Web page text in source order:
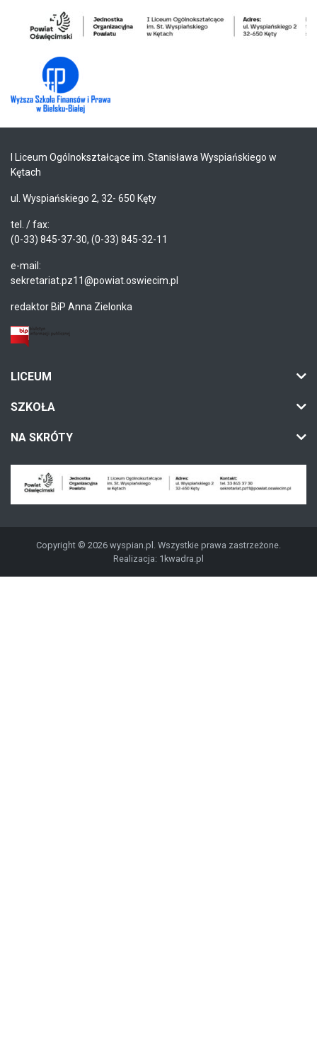
I Liceum Ogólnokształcące im. Stanisława Wyspiańskiego w
Kętach
ul. Wyspiańskiego 2, 32- 650 Kęty
tel. / fax:
(0-33) 845-37-30, (0-33) 845-32-11
e-mail:
sekretariat.pz11@powiat.oswiecim.pl
redaktor BiP Anna Zielonka
LICEUM
SZKOŁA
NA SKRÓTY
Copyright © 2026 wyspian.pl. Wszystkie prawa zastrzeżone.
Realizacja: 1kwadra.pl